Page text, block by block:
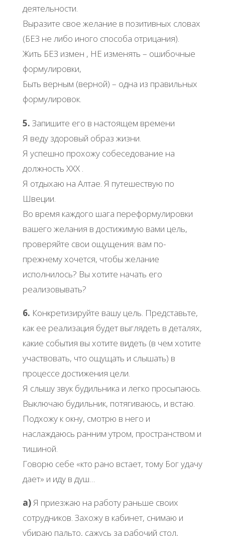
деятельности.
Выразите свое желание в позитивных словах
(БЕЗ не либо иного способа отрицания).
Жить БЕЗ измен , НЕ изменять – ошибочные
формулировки,
Быть верным (верной) – одна из правильных
формулировок.
5. Запишите его в настоящем времени
Я веду здоровый образ жизни.
Я успешно прохожу собеседование на
должность ХХХ .
Я отдыхаю на Алтае. Я путешествую по
Швеции.
Во время каждого шага переформулировки
вашего желания в достижимую вами цель,
проверяйте свои ощущения: вам по-
прежнему хочется, чтобы желание
исполнилось? Вы хотите начать его
реализовывать?
6. Конкретизируйте вашу цель. Представьте,
как ее реализация будет выглядеть в деталях,
какие события вы хотите видеть (в чем хотите
участвовать, что ощущать и слышать) в
процессе достижения цели.
Я слышу звук будильника и легко просыпаюсь.
Выключаю будильник, потягиваюсь, и встаю.
Подхожу к окну, смотрю в него и
наслаждаюсь ранним утром, пространством и
тишиной.
Говорю себе «кто рано встает, тому Бог удачу
дает» и иду в душ…
а)Я приезжаю на работу раньше своих
сотрудников. Захожу в кабинет, снимаю и
убираю пальто, сажусь за рабочий стол,